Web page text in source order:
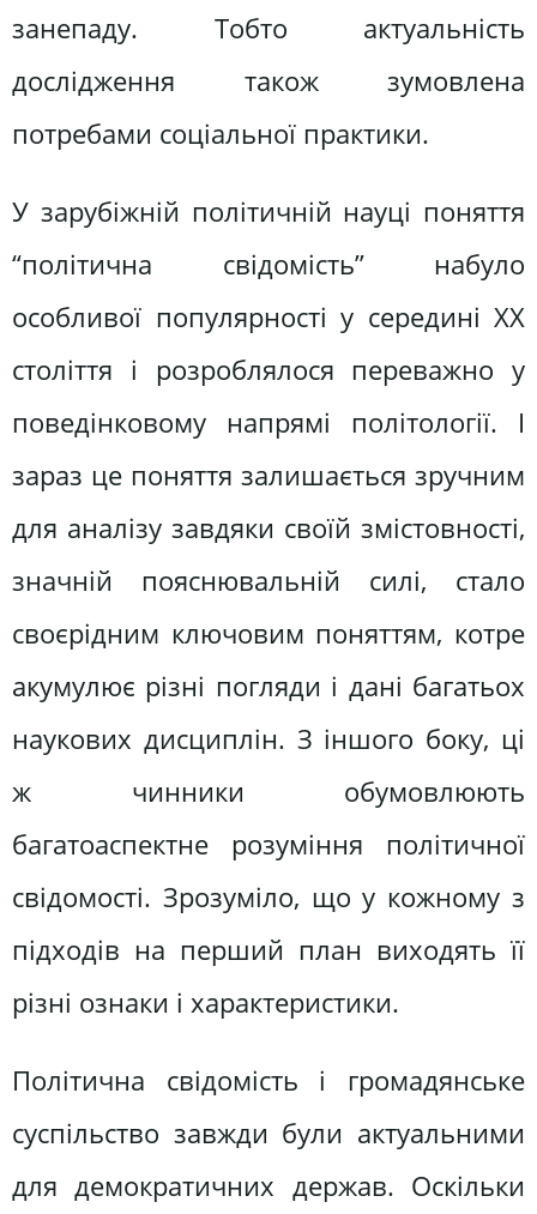
занепаду. Тобто актуальність
дослідження також зумовлена
потребами соціальної практики.
У зарубіжній політичній науці поняття
“політична свідомість” набуло
особливої популярності у середині ХХ
століття і розроблялося переважно у
поведінковому напрямі політології. І
зараз це поняття залишається зручним
для аналізу завдяки своїй змістовності,
значній пояснювальній силі, стало
своєрідним ключовим поняттям, котре
акумулює різні погляди і дані багатьох
наукових дисциплін. З іншого боку, ці
ж чинники обумовлюють
багатоаспектне розуміння політичної
свідомості. Зрозуміло, що у кожному з
підходів на перший план виходять її
різні ознаки і характеристики.
Політична свідомість і громадянське
суспільство завжди були актуальними
для демократичних держав. Оскільки